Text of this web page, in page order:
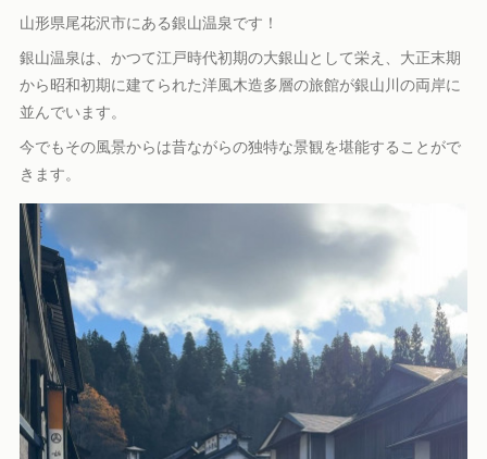
山形県尾花沢市にある銀山温泉です！
銀山温泉は、かつて江戸時代初期の大銀山として栄え、大正末期
から昭和初期に建てられた洋風木造多層の旅館が銀山川の両岸に
並んでいます。
今でもその風景からは昔ながらの独特な景観を堪能することがで
きます。